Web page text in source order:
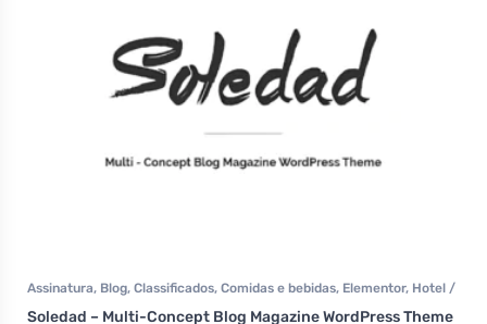
Assinatura, Blog, Classificados, Comidas e bebidas, Elementor, Hotel /
Imobiliária Loja Virtual
Soledad – Multi-Concept Blog Magazine WordPress Theme